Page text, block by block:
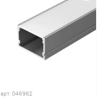
арт. 046962